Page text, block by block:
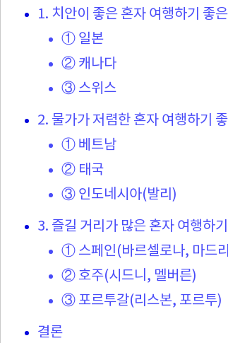
1. 치안이 좋은 혼자 여행하기 좋
① 일본
② 캐나다
③ 스위스
2. 물가가 저렴한 혼자 여행하기
① 베트남
② 태국
③ 인도네시아(발리)
3. 즐길 거리가 많은 혼자 여행하
① 스페인(바르셀로나, 마드
② 호주(시드니, 멜버른)
③ 포르투갈(리스본, 포르투)
결론